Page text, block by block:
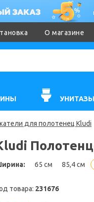
О магазине
УНИТАЗЫ
для полотенец Kludi
65 см 85,4 см
товара: 231676